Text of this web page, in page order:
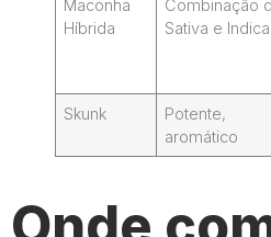
Maconha
Híbrida
Combinação
Sativa e Indica
Skunk
Potente,
aromático